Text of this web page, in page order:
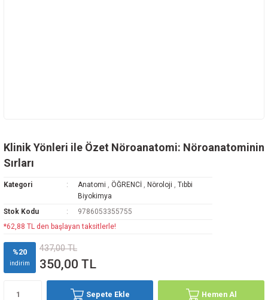
Klinik Yönleri ile Özet Nöroanatomi: Nöroanatominin
Sırları
Kategori Anatomi , ÖĞRENCİ , Nöroloji , Tıbbi
Biyokimya
Stok Kodu
9786053355755
*62,88 TL den başlayan taksitlerle!
%20
indirim
437,00 TL
350,00 TL
Sepete Ekle Hemen Al